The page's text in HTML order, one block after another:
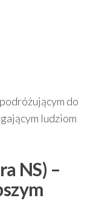
do
ludziom
NS) –